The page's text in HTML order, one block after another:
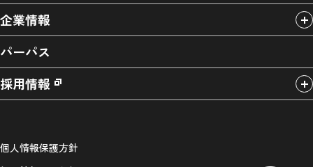
企業情報
パーパス
採用情報
個人情報保護方針